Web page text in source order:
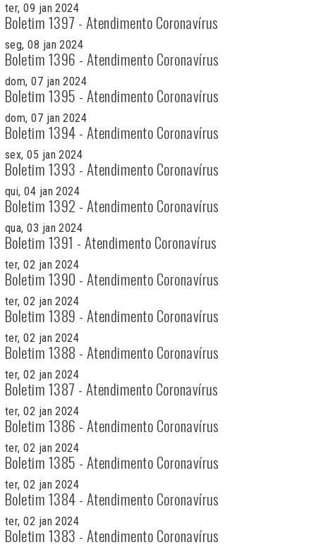
ter, 09 jan 2024
Boletim 1397 - Atendimento Coronavírus
seg, 08 jan 2024
Boletim 1396 - Atendimento Coronavírus
dom, 07 jan 2024
Boletim 1395 - Atendimento Coronavírus
dom, 07 jan 2024
Boletim 1394 - Atendimento Coronavírus
sex, 05 jan 2024
Boletim 1393 - Atendimento Coronavírus
qui, 04 jan 2024
Boletim 1392 - Atendimento Coronavírus
qua, 03 jan 2024
Boletim 1391 - Atendimento Coronavírus
ter, 02 jan 2024
Boletim 1390 - Atendimento Coronavírus
ter, 02 jan 2024
Boletim 1389 - Atendimento Coronavírus
ter, 02 jan 2024
Boletim 1388 - Atendimento Coronavírus
ter, 02 jan 2024
Boletim 1387 - Atendimento Coronavírus
ter, 02 jan 2024
Boletim 1386 - Atendimento Coronavírus
ter, 02 jan 2024
Boletim 1385 - Atendimento Coronavírus
ter, 02 jan 2024
Boletim 1384 - Atendimento Coronavírus
ter, 02 jan 2024
Boletim 1383 - Atendimento Coronavírus